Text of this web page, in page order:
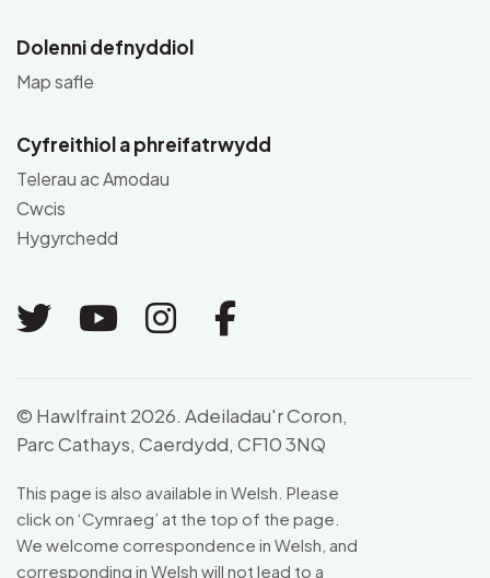
Dolenni defnyddiol
Map safle
Cyfreithiol a phreifatrwydd
Telerau ac Amodau
Cwcis
Hygyrchedd
Link to Twitter
Link to Youtube
Link to Instagram
Link to
© Hawlfraint 2026. Adeiladau'r Coron,
Parc Cathays, Caerdydd, CF10 3NQ
This page is also available in Welsh. Please
click on ‘Cymraeg’ at the top of the page.
We welcome correspondence in Welsh, and
corresponding in Welsh will not lead to a